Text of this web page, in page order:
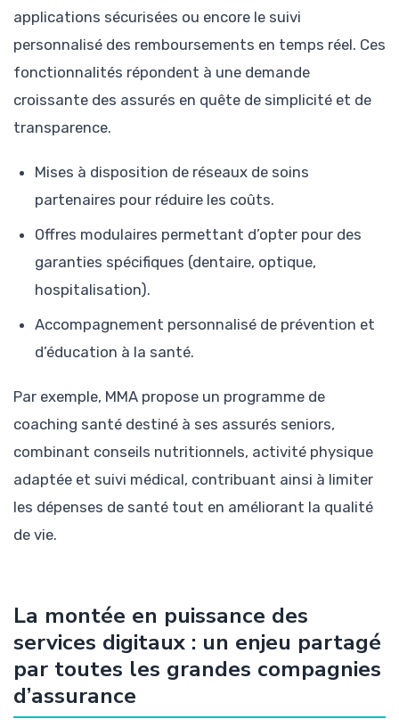
applications sécurisées ou encore le suivi
personnalisé des remboursements en temps réel. Ces
fonctionnalités répondent à une demande
croissante des assurés en quête de simplicité et de
transparence.
Mises à disposition de réseaux de soins
partenaires pour réduire les coûts.
Offres modulaires permettant d’opter pour des
garanties spécifiques (dentaire, optique,
hospitalisation).
Accompagnement personnalisé de prévention et
d’éducation à la santé.
Par exemple, MMA propose un programme de
coaching santé destiné à ses assurés seniors,
combinant conseils nutritionnels, activité physique
adaptée et suivi médical, contribuant ainsi à limiter
les dépenses de santé tout en améliorant la qualité
de vie.
La montée en puissance des
services digitaux : un enjeu partagé
par toutes les grandes compagnies
d’assurance